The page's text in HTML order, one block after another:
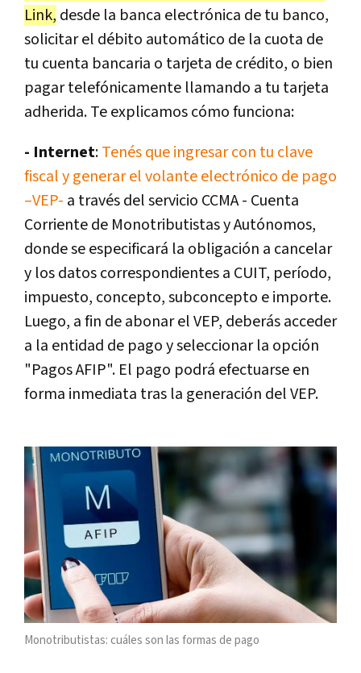
Link, desde la banca electrónica de tu banco,
solicitar el débito automático de la cuota de
tu cuenta bancaria o tarjeta de crédito, o bien
pagar telefónicamente llamando a tu tarjeta
adherida. Te explicamos cómo funciona:
- Internet:Tenés que ingresar con tu clave
fiscal y generar el volante electrónico de pago
–VEP- a través del servicio CCMA - Cuenta
Corriente de Monotributistas y Autónomos,
donde se especificará la obligación a cancelar
y los datos correspondientes a CUIT, período,
impuesto, concepto, subconcepto e importe.
Luego, a fin de abonar el VEP, deberás acceder
a la entidad de pago y seleccionar la opción
"Pagos AFIP". El pago podrá efectuarse en
forma inmediata tras la generación del VEP.
Monotributistas: cuáles son las formas de pago